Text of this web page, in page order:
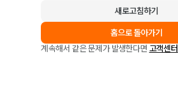
새로고침하기
홈으로 돌아가기
계속해서 같은 문제가 발생한다면 고객센터